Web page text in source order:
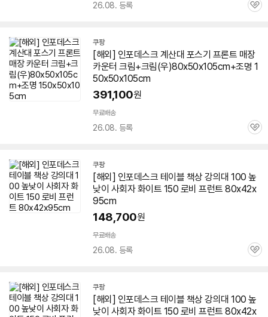
26.08. 등록
관
쿠팡
[해외] 인포데스크 계산대 포스기 프론트 매장
카운터 크림+크림(우)80x50x105cm+조명 1
50x50x105cm
391,100원
무료배송
26.08. 등록
관
쿠팡
[해외] 인포데스크 테이블 책상 강의대 100 높
낮이 사회자 화이트 150 로비 프런트 80x42x
95cm
148,700원
무료배송
26.08. 등록
관
쿠팡
[해외] 인포데스크 테이블 책상 강의대 100 높
낮이 사회자 화이트 150 로비 프런트 80x42x